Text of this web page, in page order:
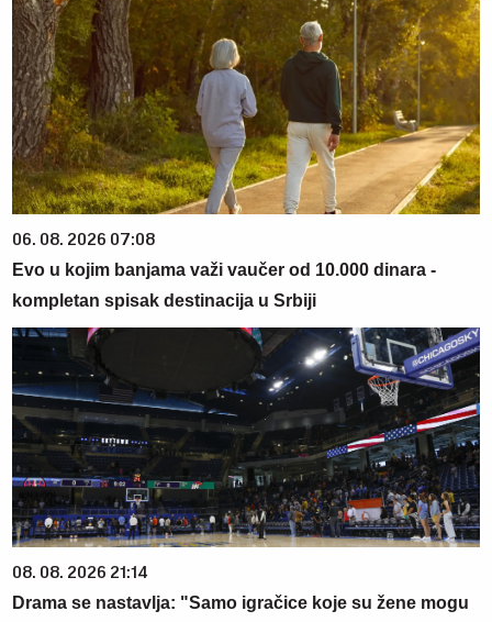
06. 08. 2026 07:08
Evo u kojim banjama važi vaučer od 10.000 dinara -
kompletan spisak destinacija u Srbiji
08. 08. 2026 21:14
Drama se nastavlja: "Samo igračice koje su žene mogu